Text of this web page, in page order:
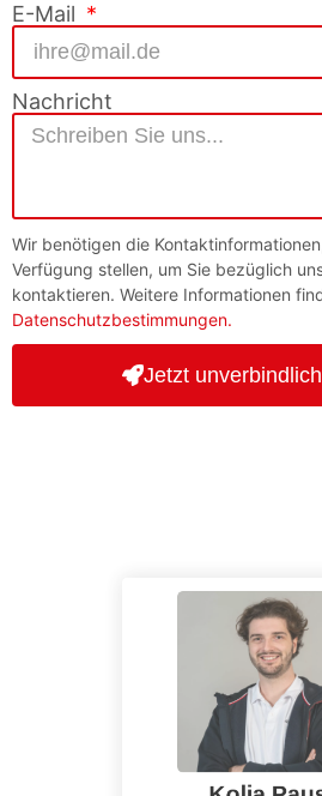
E-Mail
Nachricht
Wir benötigen die
Verfügung stellen, um Sie bezüglich
kontaktieren. Weitere Informationen
Datenschutzbestimmungen.
Jetzt